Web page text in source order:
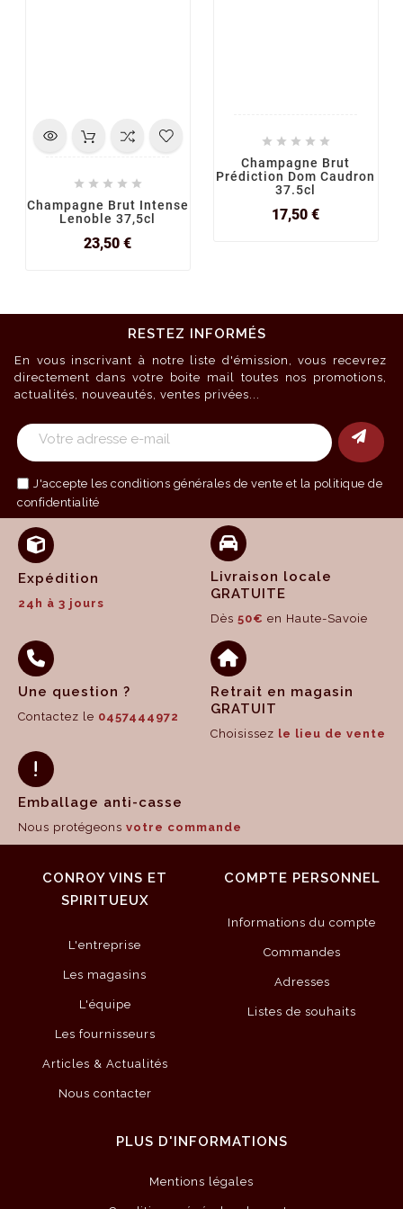
    
Champagne Brut Intense
Lenoble 37,5cl
23,50 €Prix
    
Champagne Brut
Prédiction Dom Caudron
37.5cl
17,50 €Prix
RESTEZ INFORMÉS
En vous inscrivant à notre liste d'émission, vous recevrez
directement dans votre boite mail toutes nos promotions,
actualités, nouveautés, ventes privées...
J'accepte les conditions générales de vente et la politique de
confidentialité
Expédition
24h à 3 jours
Livraison locale
GRATUITE
Dès 50€ en Haute-Savoie
Une question ?
Contactez le 0457444972
Retrait en magasin
GRATUIT
Choisissez le lieu de vente
Emballage anti-casse
Nous protégeons votre commande
CONROY VINS ET
SPIRITUEUX
L'entreprise
Les magasins
L'équipe
Les fournisseurs
Articles & Actualités
Nous contacter
COMPTE PERSONNEL
Informations du compte
Commandes
Adresses
Listes de souhaits
PLUS D'INFORMATIONS
Mentions légales